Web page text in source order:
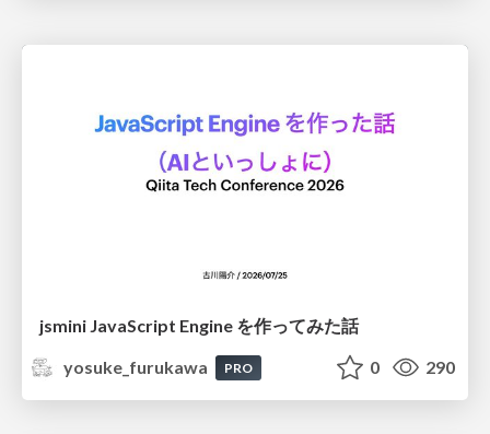
jsmini JavaScript Engine を作ってみた話
yosuke_furukawa
PRO 0 290